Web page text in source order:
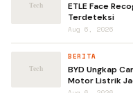
ETLE Face
Terdeteksi
Aug 6, 2026
BERITA
BYD Ungkap
Motor Listrik